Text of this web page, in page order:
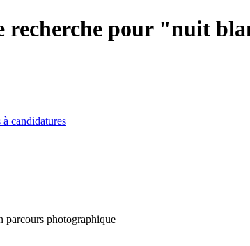
recherche pour "nuit
candidatures